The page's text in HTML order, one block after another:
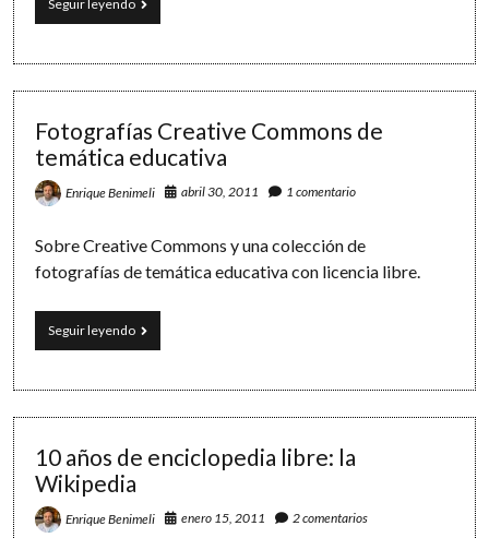
Seguir leyendo
mis
en
Creative
Commons
Fotografías Creative Commons de
temática educativa
Enrique Benimeli abril 30, 2011 1 comentario
Sobre Creative Commons y una colección de
fotografías de temática educativa con licencia libre.
Seguir leyendoFotografías
Creative
de
10 años de enciclopedia libre: la
Wikipedia
Enrique Benimeli enero 15, 2011 2 comentarios